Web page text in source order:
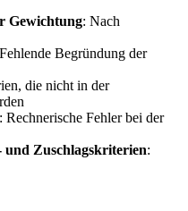
Gewichtung: Nach
Begründung der
die nicht in der
: Rechnerische Fehler bei der
und Zuschlagskriterien: